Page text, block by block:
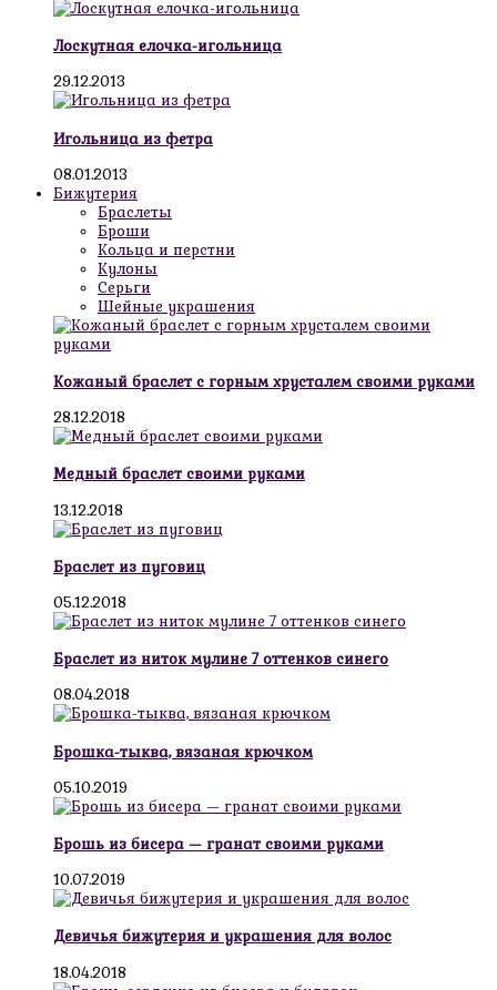
Лоскутная елочка-игольница
29.12.2013
Игольница из фетра
08.01.2013
Бижутерия
Браслеты
Броши
Кольца и перстни
Кулоны
Серьги
Шейные украшения
Кожаный браслет с горным хрусталем своими руками
28.12.2018
Медный браслет своими руками
13.12.2018
Браслет из пуговиц
05.12.2018
Браслет из ниток мулине 7 оттенков синего
08.04.2018
Брошка-тыква, вязаная крючком
05.10.2019
Брошь из бисера — гранат своими руками
10.07.2019
Девичья бижутерия и украшения для волос
18.04.2018